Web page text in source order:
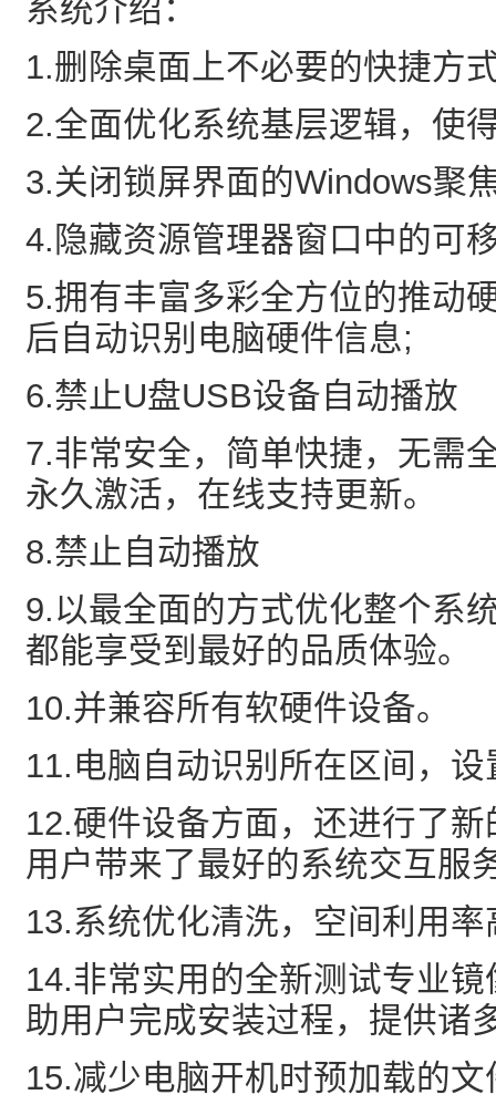
系统介绍：
1.删除桌面上不必要的快捷方
2.全面优化系统基层逻辑，使
3.关闭锁屏界面的Windows聚
4.隐藏资源管理器窗口中的可
5.拥有丰富多彩全方位的推动
后自动识别电脑硬件信息;
6.禁止U盘USB设备自动播放
7.非常安全，简单快捷，无需
永久激活，在线支持更新。
8.禁止自动播放
9.以最全面的方式优化整个系
都能享受到最好的品质体验。
10.并兼容所有软硬件设备。
11.电脑自动识别所在区间，设
12.硬件设备方面，还进行了
用户带来了最好的系统交互服
13.系统优化清洗，空间利用
14.非常实用的全新测试专业
助用户完成安装过程，提供诸
15.减少电脑开机时预加载的